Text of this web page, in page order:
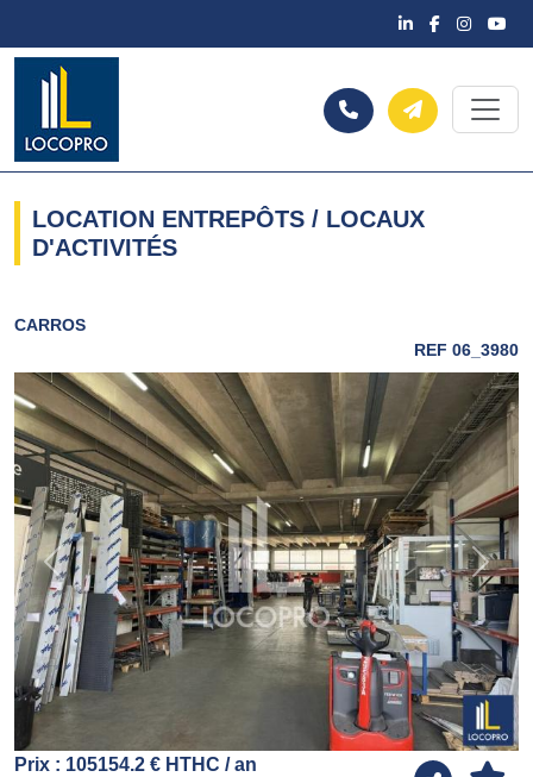
LOCATION ENTREPÔTS / LOCAUX
D'ACTIVITÉS
CARROS
REF 06_3980
Previous Next
Prix : 105154.2 € HTHC / an